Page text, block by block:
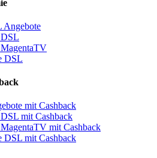
Angebote
DSL
mit Cashback
mit Cashback
mit Cashback
DSL mit Cashback